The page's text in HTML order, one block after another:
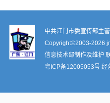
中共江门市委宣传部主
Copyright©2003-2026
信息技术部制作及维护
粤ICP备12005053号 经